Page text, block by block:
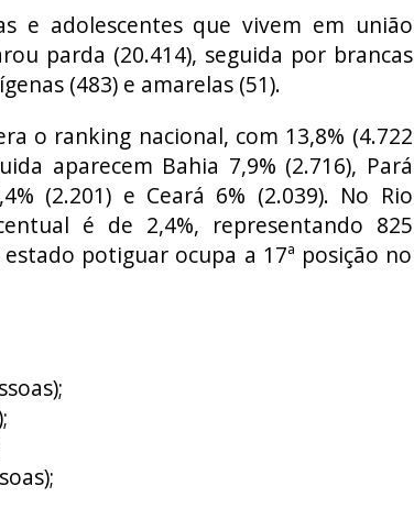
e adolescentes que vivem em união
parda (20.414), seguida por brancas
(483) e amarelas (51).
o ranking nacional, com 13,8% (4.722
aparecem Bahia 7,9% (2.716), Pará
(2.201) e Ceará 6% (2.039). No Rio
é de 2,4%, representando 825
potiguar ocupa a 17ª posição no